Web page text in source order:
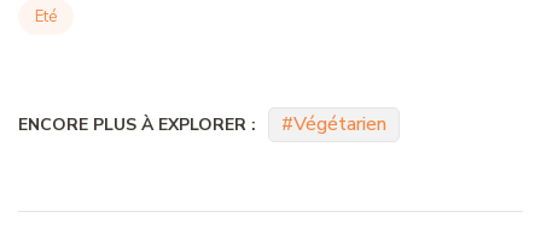
Eté
ENCORE PLUS À EXPLORER : Végétarien